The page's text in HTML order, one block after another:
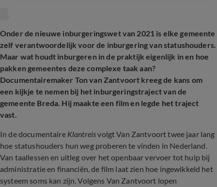
Onder de nieuwe inburgeringswet van 2021 is elke gemeente
zelf verantwoordelijk voor de inburgering van statushouders.
Maar wat houdt inburgeren in de praktijk eigenlijk in en hoe
pakken gemeentes deze complexe taak aan?
Documentairemaker Ton van Zantvoort kreeg de kans om
een kijkje te nemen bij het inburgeringstraject van de
gemeente Breda. Hij maakte een film en legde het traject
vast.
In de documentaire Klantreisvolgt Van Zantvoort twee jaar lang
hoe statushouders hun weg proberen te vinden in Nederland.
Van taallessen en uitleg over het openbaar vervoer tot hulp bij
administratie en financiën, de film laat zien hoe ingewikkeld het
systeem soms kan zijn. Volgens Van Zantvoort lopen